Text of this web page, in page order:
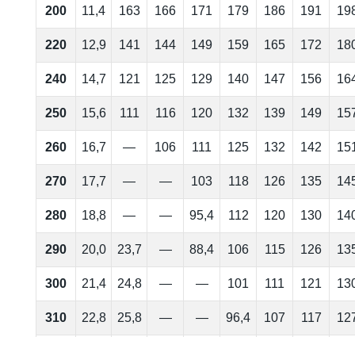
200 11,4 163 166 171 179 186 191
220 12,9 141 144 149 159 165 172
240 14,7 121 125 129 140 147 156
250 15,6 111 116 120 132 139 149
260 16,7 — 106 111 125 132 142
270 17,7 — — 103 118 126 135
280 18,8 — — 95,4 112 120 130
290 20,0 23,7 — 88,4 106 115 126
300 21,4 24,8 — — 101 111 121
310 22,8 25,8 — — 96,4 107 117